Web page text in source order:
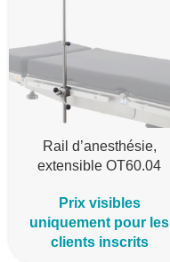
Rail d’anesthésie,
extensible OT60.04
Prix visibles
uniquement pour les
clients inscrits